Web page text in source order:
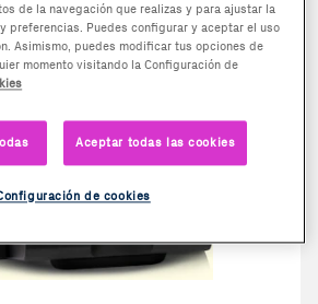
de la navegación que realizas y para ajustar la
preferencias. Puedes configurar y aceptar el uso
Asimismo, puedes modificar tus opciones de
momento visitando la Configuración de
Aceptar todas las cookies
de cookies